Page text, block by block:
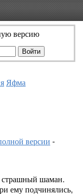
версию
Яфма
версии -
шаман.
ему подчинялись,